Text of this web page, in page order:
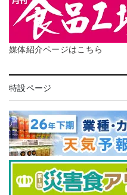
媒体紹介ページはこちら
特設ページ